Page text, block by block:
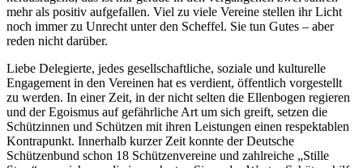
mehr als positiv aufgefallen. Viel zu viele Vereine stellen ihr Licht
noch immer zu Unrecht unter den Scheffel. Sie tun Gutes – aber
reden nicht darüber.
Liebe Delegierte, jedes gesellschaftliche, soziale und kulturelle
Engagement in den Vereinen hat es verdient, öffentlich vorgestellt
zu werden. In einer Zeit, in der nicht selten die Ellenbogen regieren
und der Egoismus auf gefährliche Art um sich greift, setzen die
Schützinnen und Schützen mit ihren Leistungen einen respektablen
Kontrapunkt. Innerhalb kurzer Zeit konnte der Deutsche
Schützenbund schon 18 Schützenvereine und zahlreiche „Stille